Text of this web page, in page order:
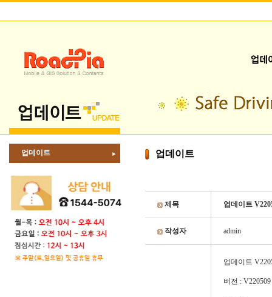
업데이트 업데이트
제목 업데이트
작성자 admin
업데이트
버전 : V220509